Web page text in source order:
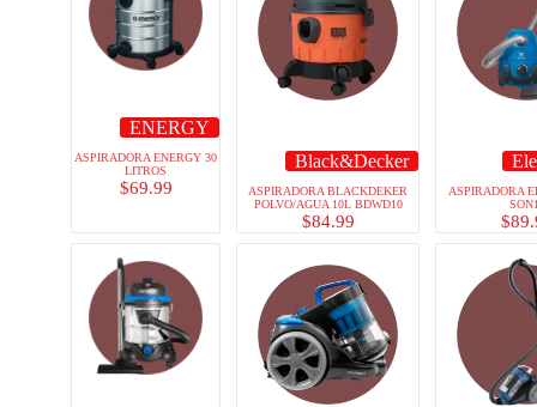
ENERGY
ASPIRADORA ENERGY 30
LITROS
$69.99
Black&Decker
ASPIRADORA BLACKDEKER
POLVO/AGUA 10L BDWD10
$84.99
ASPIRADORA
$